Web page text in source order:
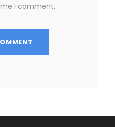
I comment.